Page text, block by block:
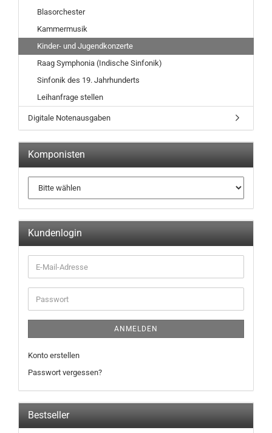
Blasorchester
Kammermusik
Kinder- und Jugendkonzerte
Raag Symphonia (Indische Sinfonik)
Sinfonik des 19. Jahrhunderts
Leihanfrage stellen
Digitale Notenausgaben
Komponisten
Kundenlogin
ANMELDEN
Konto erstellen
Passwort vergessen?
Bestseller